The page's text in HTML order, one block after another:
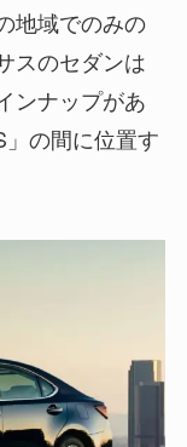
地域でのみの
スのセダンは
ンナップがあ
の間に位置す